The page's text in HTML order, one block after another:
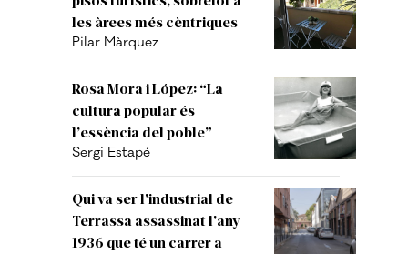
les àrees més cèntriques
Pilar Màrquez
Rosa Mora i López: “La
cultura popular és
l’essència del poble”
Sergi Estapé
Qui va ser l'industrial de
Terrassa assassinat l'any
1936 que té un carrer a